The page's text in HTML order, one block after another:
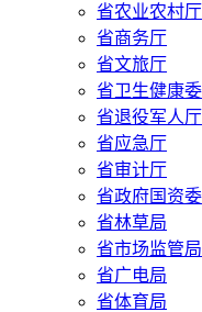
省农业农村厅
省商务厅
省文旅厅
省卫生健康委
省退役军人厅
省应急厅
省审计厅
省政府国资委
省林草局
省市场监管局
省广电局
省体育局